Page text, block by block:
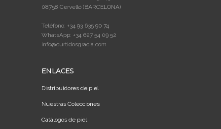
08758 Cervelló (BARCELONA)
Teléfono: +34 93 635 90 74
WhatsApp: +34 627 54 09 52
info@curtidosgracia.com
ENLACES
Distribuidores de piel
Nuestras Colecciones
Catálogos de piel